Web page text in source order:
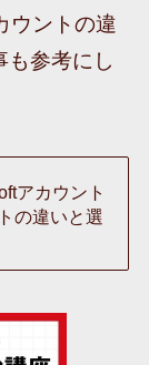
ウントの違
も参考にし
アカウント
の違いと選